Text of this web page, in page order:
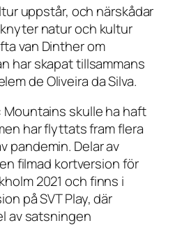
uppstår, och närskådar
natur och kultur
van Dinther om
har skapat tillsammans
de Oliveira da Silva.
Mountains skulle ha haft
har flyttats fram flera
pandemin. Delar av
filmad kortversion för
2021 och finns i
på SVT Play, där
av satsningen